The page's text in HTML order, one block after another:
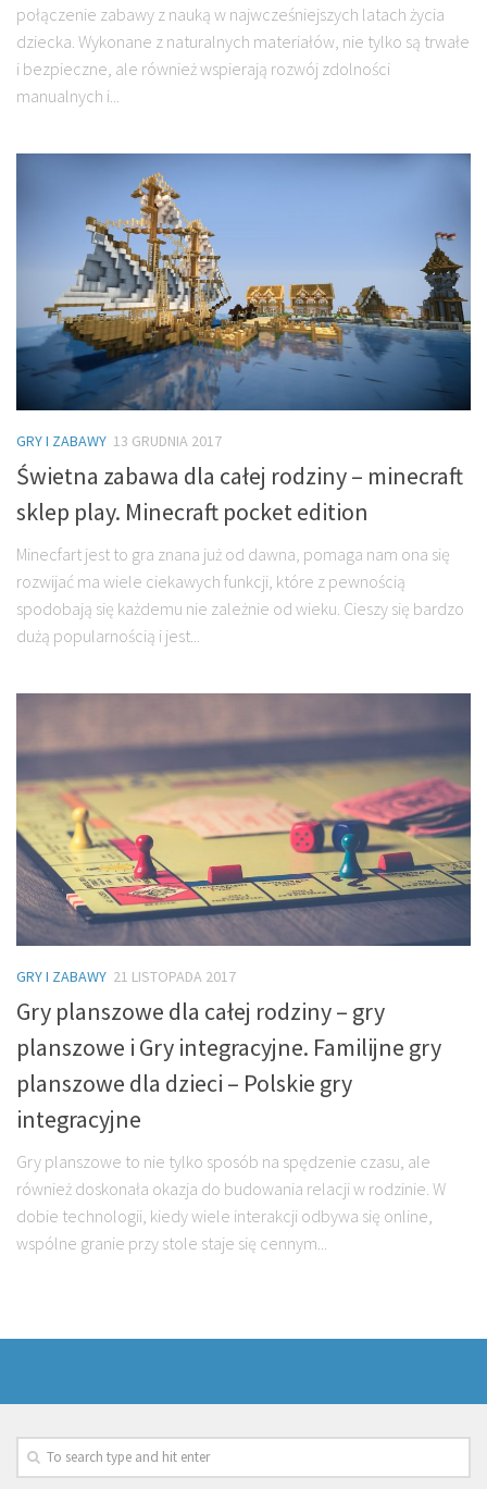
połączenie zabawy z nauką w najwcześniejszych latach życia
dziecka. Wykonane z naturalnych materiałów, nie tylko są trwałe
i bezpieczne, ale również wspierają rozwój zdolności
manualnych i...
GRY I ZABAWY 13 GRUDNIA 2017
Świetna zabawa dla całej rodziny – minecraft
sklep play. Minecraft pocket edition
Minecfart jest to gra znana już od dawna, pomaga nam ona się
rozwijać ma wiele ciekawych funkcji, które z pewnością
spodobają się każdemu nie zależnie od wieku. Cieszy się bardzo
dużą popularnością i jest...
GRY I ZABAWY 21 LISTOPADA 2017
Gry planszowe dla całej rodziny – gry
planszowe i Gry integracyjne. Familijne gry
planszowe dla dzieci – Polskie gry
integracyjne
Gry planszowe to nie tylko sposób na spędzenie czasu, ale
również doskonała okazja do budowania relacji w rodzinie. W
dobie technologii, kiedy wiele interakcji odbywa się online,
wspólne granie przy stole staje się cennym...